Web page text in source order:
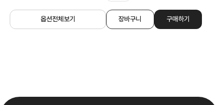
옵션전체보기 장바구니 구매하기